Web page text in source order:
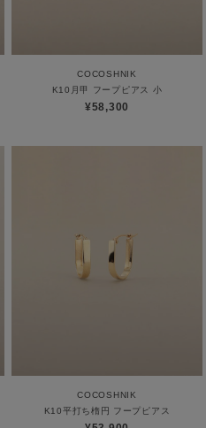
COCOSHNIK
K10月甲 フープピアス 小
¥58,300
COCOSHNIK
K10平打ち楕円 フープピアス